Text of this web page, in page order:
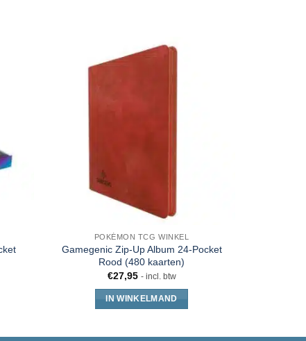
POKÉMON TCG WINKEL
Gamegenic Zip-Up Album 24-Pocket
Rood (480 kaarten)
€27,95 - incl. btw
IN WINKELMAND